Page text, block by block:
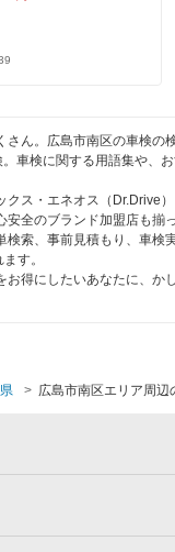
さん。広島市南区の車検の
車検に関する用語集や、
クス・エネオス（Dr.Drive）
安全のブランド加盟店も揃
検索、事前見積もり、車検
す。
お得にしたいあなたに、か
広島市南区エリア周辺